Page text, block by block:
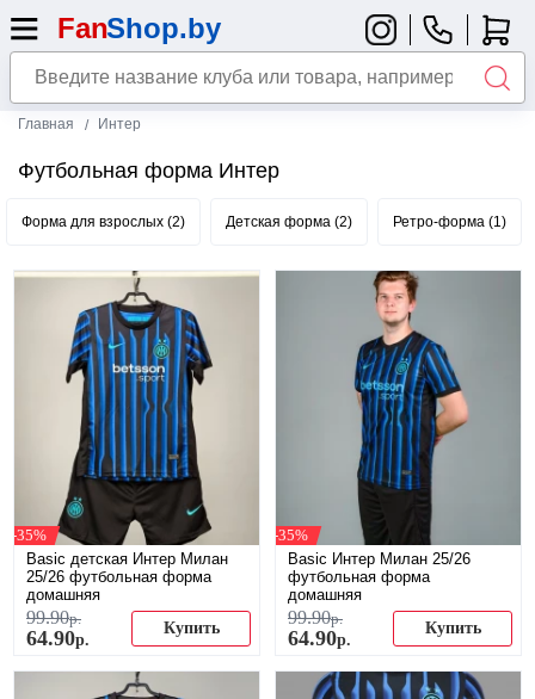
Главная Интер
Футбольная форма Интер
Форма для взрослых (2) Детская форма (2) Ретро-форма (1)
-35%
Basic детская Интер Милан
25/26 футбольная форма
домашняя
99.90р.
64.90р.
Купить
-35%
Basic Интер Милан 25/26
футбольная форма
домашняя
99.90р.
64.90р.
Купить